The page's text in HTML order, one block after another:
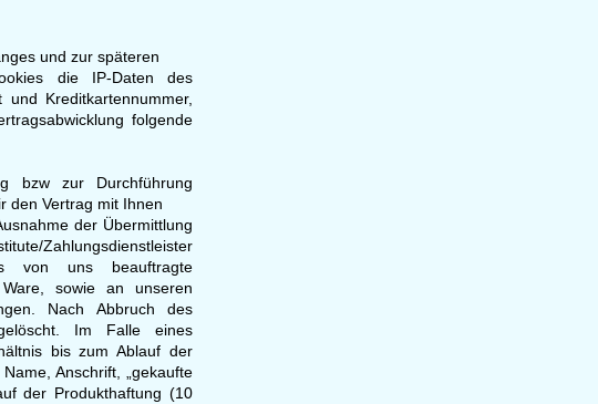
und zur späteren
die IP-Daten des
Kreditkartennummer,
folgende
bzw zur Durchführung
den Vertrag mit Ihnen
der Übermittlung
Zahlungsdienstleister
von uns beauftragte
sowie an unseren
Nach Abbruch des
Im Falle eines
bis zum Ablauf der
Anschrift, „gekaufte
der Produkthaftung (10